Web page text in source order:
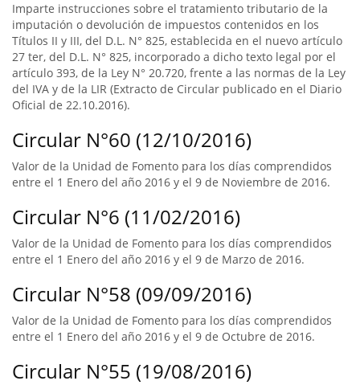
Imparte instrucciones sobre el tratamiento tributario de la
imputación o devolución de impuestos contenidos en los
Títulos II y III, del D.L. N° 825, establecida en el nuevo artículo
27 ter, del D.L. N° 825, incorporado a dicho texto legal por el
artículo 393, de la Ley N° 20.720, frente a las normas de la Ley
del IVA y de la LIR (Extracto de Circular publicado en el Diario
Oficial de 22.10.2016).
Circular N°60 (12/10/2016)
Valor de la Unidad de Fomento para los días comprendidos
entre el 1 Enero del año 2016 y el 9 de Noviembre de 2016.
Circular N°6 (11/02/2016)
Valor de la Unidad de Fomento para los días comprendidos
entre el 1 Enero del año 2016 y el 9 de Marzo de 2016.
Circular N°58 (09/09/2016)
Valor de la Unidad de Fomento para los días comprendidos
entre el 1 Enero del año 2016 y el 9 de Octubre de 2016.
Circular N°55 (19/08/2016)